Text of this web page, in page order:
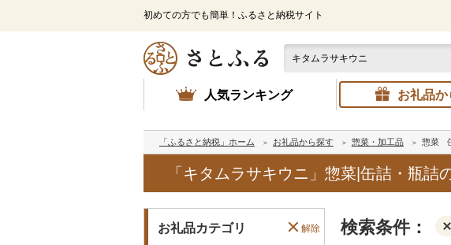
初めての方でも簡単！ふるさと納税サイト
人気ランキング お礼品か
「ふるさと納税」ホーム お礼品から探す 惣菜・加工品 惣菜
「キタムラサキウニ」惣菜|缶詰・瓶
お礼品カテゴリ 解除 検索条件：